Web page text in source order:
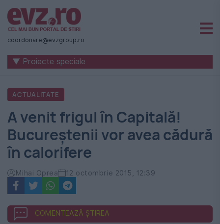
Știri
naționale
internaționale
România
-
Evenimentul
Zilei
coordonare@evzgroup.ro
▼ Proiecte speciale
ACTUALITATE
A venit frigul în Capitală!
Bucureştenii vor avea cădură
în calorifere
Mihai Oprea 12 octombrie 2015, 12:39
COMENTEAZĂ ȘTIREA